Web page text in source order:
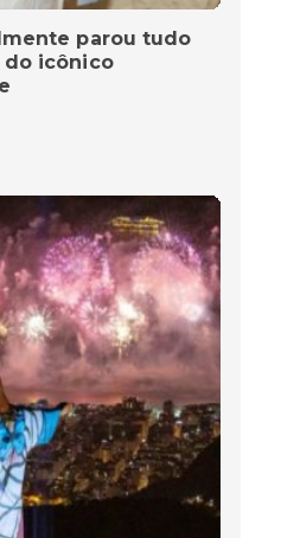
parou tudo
do icônico